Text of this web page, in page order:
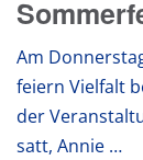
Am
feiern Vielfalt
der
satt, Annie …